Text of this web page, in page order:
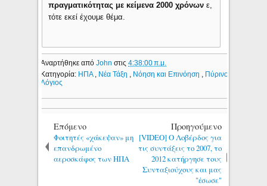
πραγματικότητας με κείμενα 2000 χρόνων ε,
τότε εκεί έχουμε θέμα.
Αναρτήθηκε απόJohnστις4:38:00 π.μ.
Κατηγορία: ΗΠΑ Νέα Τάξη Νόηση και Επινόηση
Πύρινος
Λόγιος
Επόμενο
Φοιτητές «χάκεψαν» μη
επανδρωμένο
αεροσκάφος των ΗΠΑ
Προηγούμενο
[VIDEO] Ο Λοβέρδος για
τις συντάξεις το 2007, το
2012 κατήργησε τους
Συνταξιούχους και μας
"ἐσωσε"